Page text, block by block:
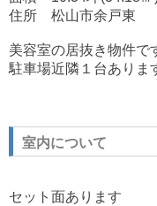
住所 松山市余戸東
美容室の居抜き物件で
駐車場近隣１台ありま
室内について
セット面あります